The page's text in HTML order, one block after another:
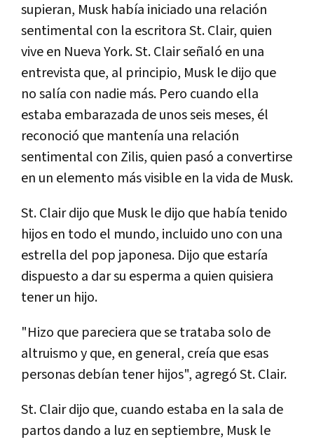
supieran, Musk había iniciado una relación
sentimental con la escritora St. Clair, quien
vive en Nueva York. St. Clair señaló en una
entrevista que, al principio, Musk le dijo que
no salía con nadie más. Pero cuando ella
estaba embarazada de unos seis meses, él
reconoció que mantenía una relación
sentimental con Zilis, quien pasó a convertirse
en un elemento más visible en la vida de Musk.
St. Clair dijo que Musk le dijo que había tenido
hijos en todo el mundo, incluido uno con una
estrella del pop japonesa. Dijo que estaría
dispuesto a dar su esperma a quien quisiera
tener un hijo.
"Hizo que pareciera que se trataba solo de
altruismo y que, en general, creía que esas
personas debían tener hijos", agregó St. Clair.
St. Clair dijo que, cuando estaba en la sala de
partos dando a luz en septiembre, Musk le